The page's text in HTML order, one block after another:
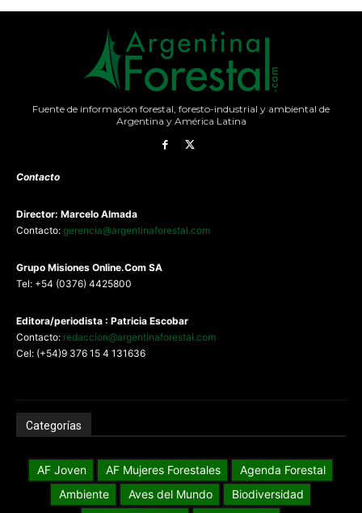
Fuente de información forestal, foresto-industrial y ambiental de
Argentina y América Latina
Contacto
Director: Marcelo Almada
Contacto: gerencia@argentinaforestal.com
Grupo Misiones Online.Com SA
Tel: +54 (0376) 4425800
Editora/periodista : Patricia Escobar
Contacto: redaccion@argentinaforestal.com
Cel: (+54)9 376 15 4 131636
Categorías
AF Joven AF Mujeres Forestales
Agenda Forestal
Ambiente
Aves del Mundo
Biodiversidad